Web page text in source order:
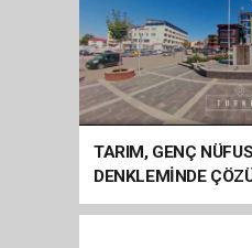
TARIM, GENÇ
DENKLEMİNDE